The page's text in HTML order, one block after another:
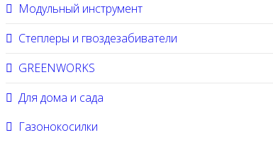
Модульный инструмент
Степлеры и гвоздезабиватели
GREENWORKS
Для дома и сада
Газонокосилки